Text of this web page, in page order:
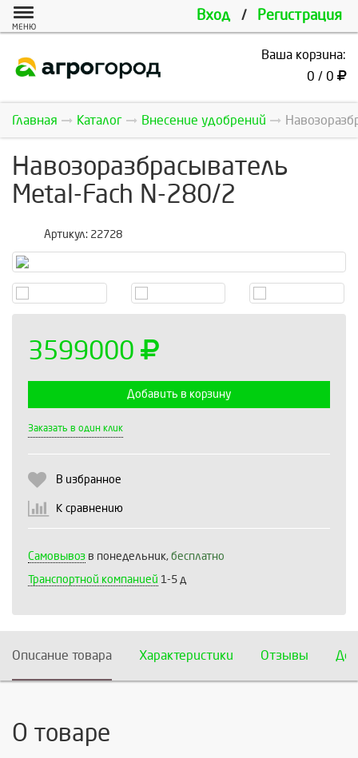
Вход / Регистрация
МЕНЮ
Ваша корзина:
0 / 0
Главная Каталог Внесение удобрений
Навозоразбрасыватель
Metal-Fach N-280/2
Артикул: 22728
3599000
Добавить в корзину
Заказать в один клик
В избранное
К сравнению
Самовывоз в понедельник, бесплатно
Транспортной компанией 1-5 д
Описание товара Характеристики Отзывы
О товаре